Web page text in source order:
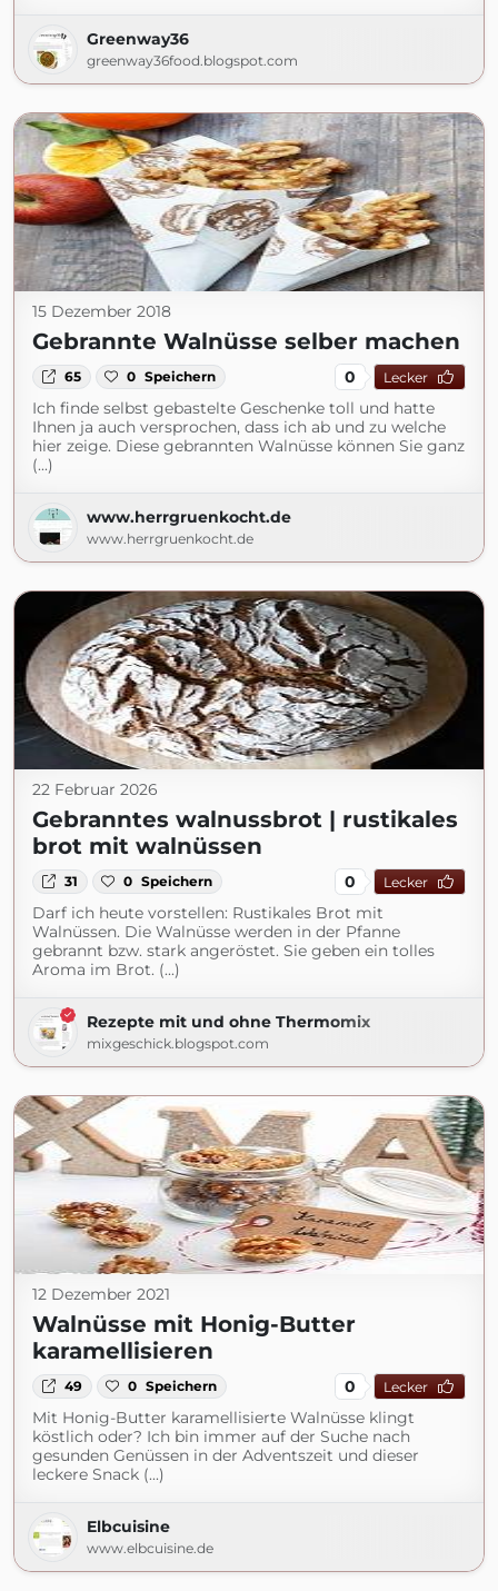
Greenway36
greenway36food.blogspot.com
15 Dezember 2018
Gebrannte Walnüsse selber machen
65 0 Speichern 0 Lecker
Ich finde selbst gebastelte Geschenke toll und hatte
Ihnen ja auch versprochen, dass ich ab und zu welche
hier zeige. Diese gebrannten Walnüsse können Sie ganz
(...)
www.herrgruenkocht.de
www.herrgruenkocht.de
22 Februar 2026
Gebranntes walnussbrot | rustikales
brot mit walnüssen
31 0 Speichern 0 Lecker
Darf ich heute vorstellen: Rustikales Brot mit
Walnüssen. Die Walnüsse werden in der Pfanne
gebrannt bzw. stark angeröstet. Sie geben ein tolles
Aroma im Brot. (...)
Rezepte mit und ohne Thermomix
mixgeschick.blogspot.com
12 Dezember 2021
Walnüsse mit Honig-Butter
karamellisieren
49 0 Speichern 0 Lecker
Mit Honig-Butter karamellisierte Walnüsse klingt
köstlich oder? Ich bin immer auf der Suche nach
gesunden Genüssen in der Adventszeit und dieser
leckere Snack (...)
Elbcuisine
www.elbcuisine.de